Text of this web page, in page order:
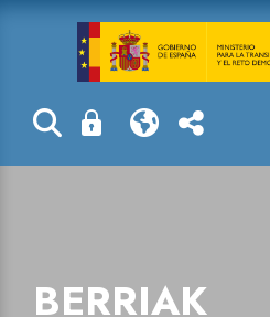
Berriak
BERRIAK